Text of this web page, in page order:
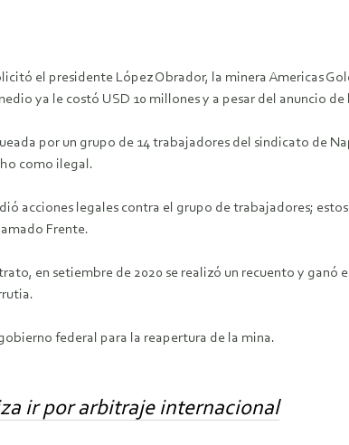
el presidente López Obrador, la minera Americas
ya le costó USD 10 millones y a pesar del anuncio
por un grupo de 14 trabajadores del sindicato de
como ilegal.
acciones legales contra el grupo de trabajadores;
Frente.
en setiembre de 2020 se realizó un recuento y ganó
federal para la reapertura de la mina.
ir por arbitraje internacional